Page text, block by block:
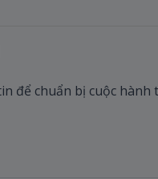
để chuẩn bị cuộc